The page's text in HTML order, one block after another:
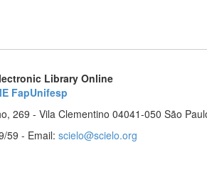
Library Online
FapUnifesp
269 - Vila Clementino 04041-050 São
59 - Email: scielo@scielo.org